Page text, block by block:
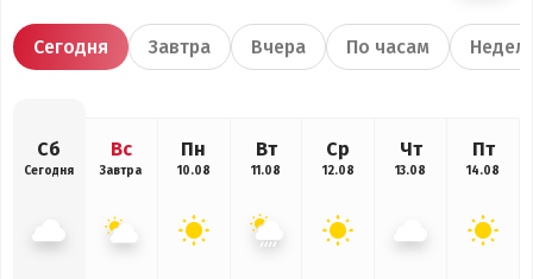
Сегодня Завтра Вчера По часам
Сб
Сегодня
Вс
Завтра
Пн
10.08
Вт
11.08
Ср
12.08
Чт
13.08
Пт
14.08